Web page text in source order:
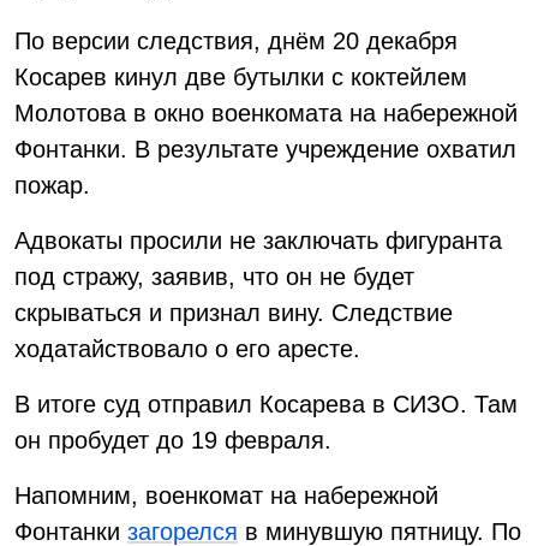
По версии следствия, днём 20 декабря
Косарев кинул две бутылки с коктейлем
Молотова в окно военкомата на набережной
Фонтанки. В результате учреждение охватил
пожар.
Адвокаты просили не заключать фигуранта
под стражу, заявив, что он не будет
скрываться и признал вину. Следствие
ходатайствовало о его аресте.
В итоге суд отправил Косарева в СИЗО. Там
он пробудет до 19 февраля.
Напомним, военкомат на набережной
Фонтанки загорелся в минувшую пятницу. По